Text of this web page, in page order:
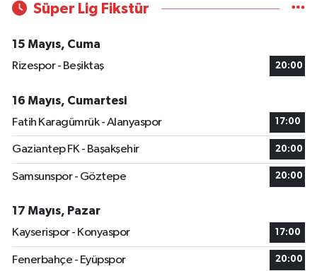
Süper Lig Fikstür
15 Mayıs, Cuma
Rizespor - Beşiktaş
20:00
16 Mayıs, Cumartesi
Fatih Karagümrük - Alanyaspor
17:00
Gaziantep FK - Başakşehir 20:00
Samsunspor - Göztepe 20:00
17 Mayıs, Pazar
Kayserispor - Konyaspor
17:00
Fenerbahçe - Eyüpspor 20:00